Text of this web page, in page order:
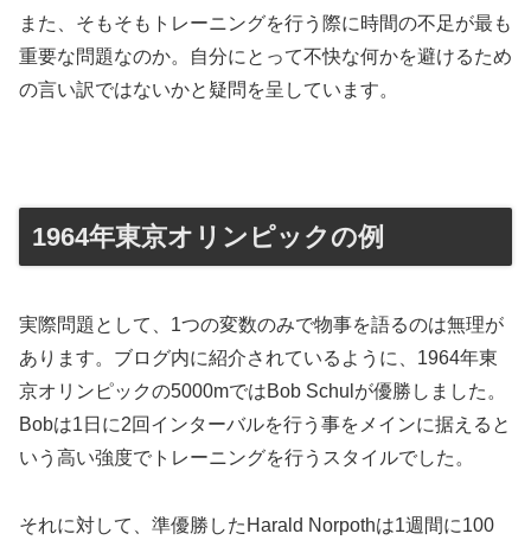
また、そもそもトレーニングを行う際に時間の不足が最も
重要な問題なのか。自分にとって不快な何かを避けるため
の言い訳ではないかと疑問を呈しています。
1964年東京オリンピックの例
実際問題として、1つの変数のみで物事を語るのは無理が
あります。ブログ内に紹介されているように、1964年東
京オリンピックの5000mではBob Schulが優勝しました。
Bobは1日に2回インターバルを行う事をメインに据えると
いう高い強度でトレーニングを行うスタイルでした。
それに対して、準優勝したHarald Norpothは1週間に100